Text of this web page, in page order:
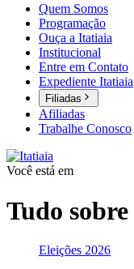
Quem Somos
Programação
Ouça a Itatiaia
Institucional
Entre em Contato
Expediente Itatiaia
Filiadas
Afiliadas
Trabalhe Conosco
Você está em
Tudo sobre
Eleições 2026